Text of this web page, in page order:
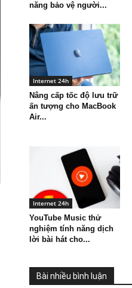
năng bảo vệ người...
Internet 24h
Nâng cấp tốc độ lưu trữ
ấn tượng cho MacBook
Air...
Internet 24h
YouTube Music thử
nghiệm tính năng dịch
lời bài hát cho...
Bài nhiều bình luận